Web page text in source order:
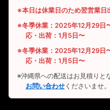
※本日は休業日のため翌営業日
※冬季休業：2025年12月29
応・出荷：1月5日〜
※冬季休業：2025年12月29
応・出荷：1月5日〜
※沖縄県への配送はお見積りと
お問い合わせくださいませ。